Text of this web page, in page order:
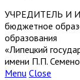
УЧРЕДИТЕЛЬ И
бюджетное
образования
«Липецкий
имени П.П.
Menu Close